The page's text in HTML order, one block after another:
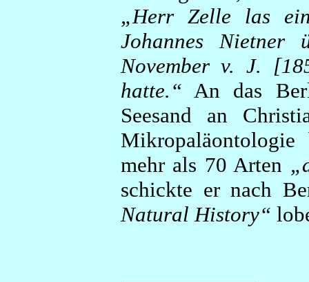
„Herr Zelle las
Johannes Nietner
November v. J.
hatte.“ An das
Seesand an
mehr als 70 Arten
schickte er nach
Natural History“